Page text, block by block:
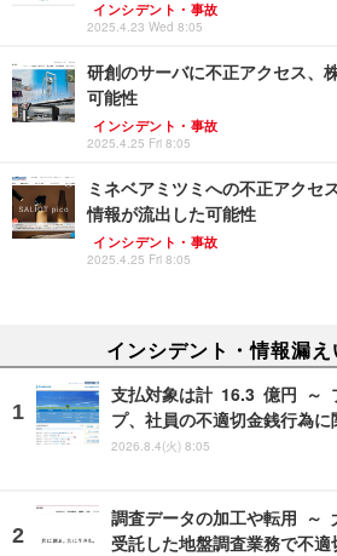
インシデント・事故
2025.4.23 Wed 8:05
研創のサーバに不正アクセス、
可能性
インシデント・事故
2025.4.25 Fri 8:05
ミネベアミツミへの不正アクセ
情報が流出した可能性
インシデント・事故
2025.4.25 Fri 8:05
インシデント・情報漏え
支払対象は計 16.3 億円 ～
プ、社員の不適切金銭行為
2026.8.4(火) 8:05
調査データの加工や転用 ～
受託した地盤調査業務で不適